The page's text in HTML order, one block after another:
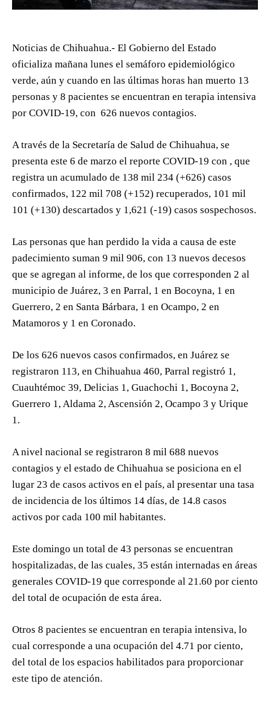
Noticias de Chihuahua.- El Gobierno del Estado
oficializa mañana lunes el semáforo epidemiológico
verde, aún y cuando en las últimas horas han muerto 13
personas y 8 pacientes se encuentran en terapia intensiva
por COVID-19, con 626 nuevos contagios.
A través de la Secretaría de Salud de Chihuahua, se
presenta este 6 de marzo el reporte COVID-19 con , que
registra un acumulado de 138 mil 234 (+626) casos
confirmados, 122 mil 708 (+152) recuperados, 101 mil
101 (+130) descartados y 1,621 (-19) casos sospechosos.
Las personas que han perdido la vida a causa de este
padecimiento suman 9 mil 906, con 13 nuevos decesos
que se agregan al informe, de los que corresponden 2 al
municipio de Juárez, 3 en Parral, 1 en Bocoyna, 1 en
Guerrero, 2 en Santa Bárbara, 1 en Ocampo, 2 en
Matamoros y 1 en Coronado.
De los 626 nuevos casos confirmados, en Juárez se
registraron 113, en Chihuahua 460, Parral registró 1,
Cuauhtémoc 39, Delicias 1, Guachochi 1, Bocoyna 2,
Guerrero 1, Aldama 2, Ascensión 2, Ocampo 3 y Urique
1.
A nivel nacional se registraron 8 mil 688 nuevos
contagios y el estado de Chihuahua se posiciona en el
lugar 23 de casos activos en el país, al presentar una tasa
de incidencia de los últimos 14 días, de 14.8 casos
activos por cada 100 mil habitantes.
Este domingo un total de 43 personas se encuentran
hospitalizadas, de las cuales, 35 están internadas en áreas
generales COVID-19 que corresponde al 21.60 por ciento
del total de ocupación de esta área.
Otros 8 pacientes se encuentran en terapia intensiva, lo
cual corresponde a una ocupación del 4.71 por ciento,
del total de los espacios habilitados para proporcionar
este tipo de atención.